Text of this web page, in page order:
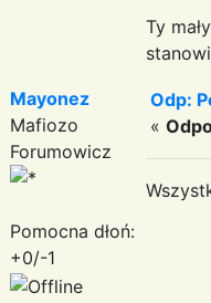
Ty
Mayonez
Mafiozo
Forumowicz
Pomocna dłoń:
+0/-1
Odp:
«